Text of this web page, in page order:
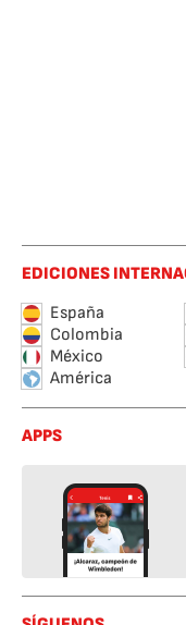
EDICIONES
España
Colombia
México
América
APPS